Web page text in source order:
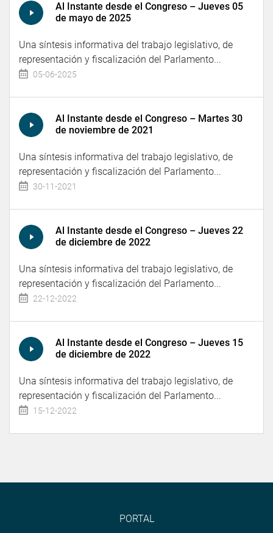
Al Instante desde el Congreso – Jueves 05
de mayo de 2025
Una síntesis informativa del trabajo legislativo, de
representación y fiscalización del Parlamento...
05-06-2025
Al Instante desde el Congreso – Martes 30
de noviembre de 2021
Una síntesis informativa del trabajo legislativo, de
representación y fiscalización del Parlamento...
30-11-2021
Al Instante desde el Congreso – Jueves 22
de diciembre de 2022
Una síntesis informativa del trabajo legislativo, de
representación y fiscalización del Parlamento...
22-12-2022
Al Instante desde el Congreso – Jueves 15
de diciembre de 2022
Una síntesis informativa del trabajo legislativo, de
representación y fiscalización del Parlamento...
15-12-2022
PORTAL